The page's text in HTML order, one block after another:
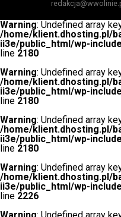
Warning: Undefined array
/home/klient.dhosting.pl/
ii3e/public_html/wp-
line 2180
Warning: Undefined array
/home/klient.dhosting.pl/
ii3e/public_html/wp-
line 2180
Warning: Undefined array
/home/klient.dhosting.pl/
ii3e/public_html/wp-
line 2180
Warning: Undefined array
/home/klient.dhosting.pl/
ii3e/public_html/wp-
line 2226